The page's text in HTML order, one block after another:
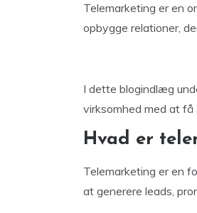
Telemarketing er en
opbygge relationer,
I dette blogindlæg
virksomhed med at få
Hvad er
Telemarketing er en
at generere leads,